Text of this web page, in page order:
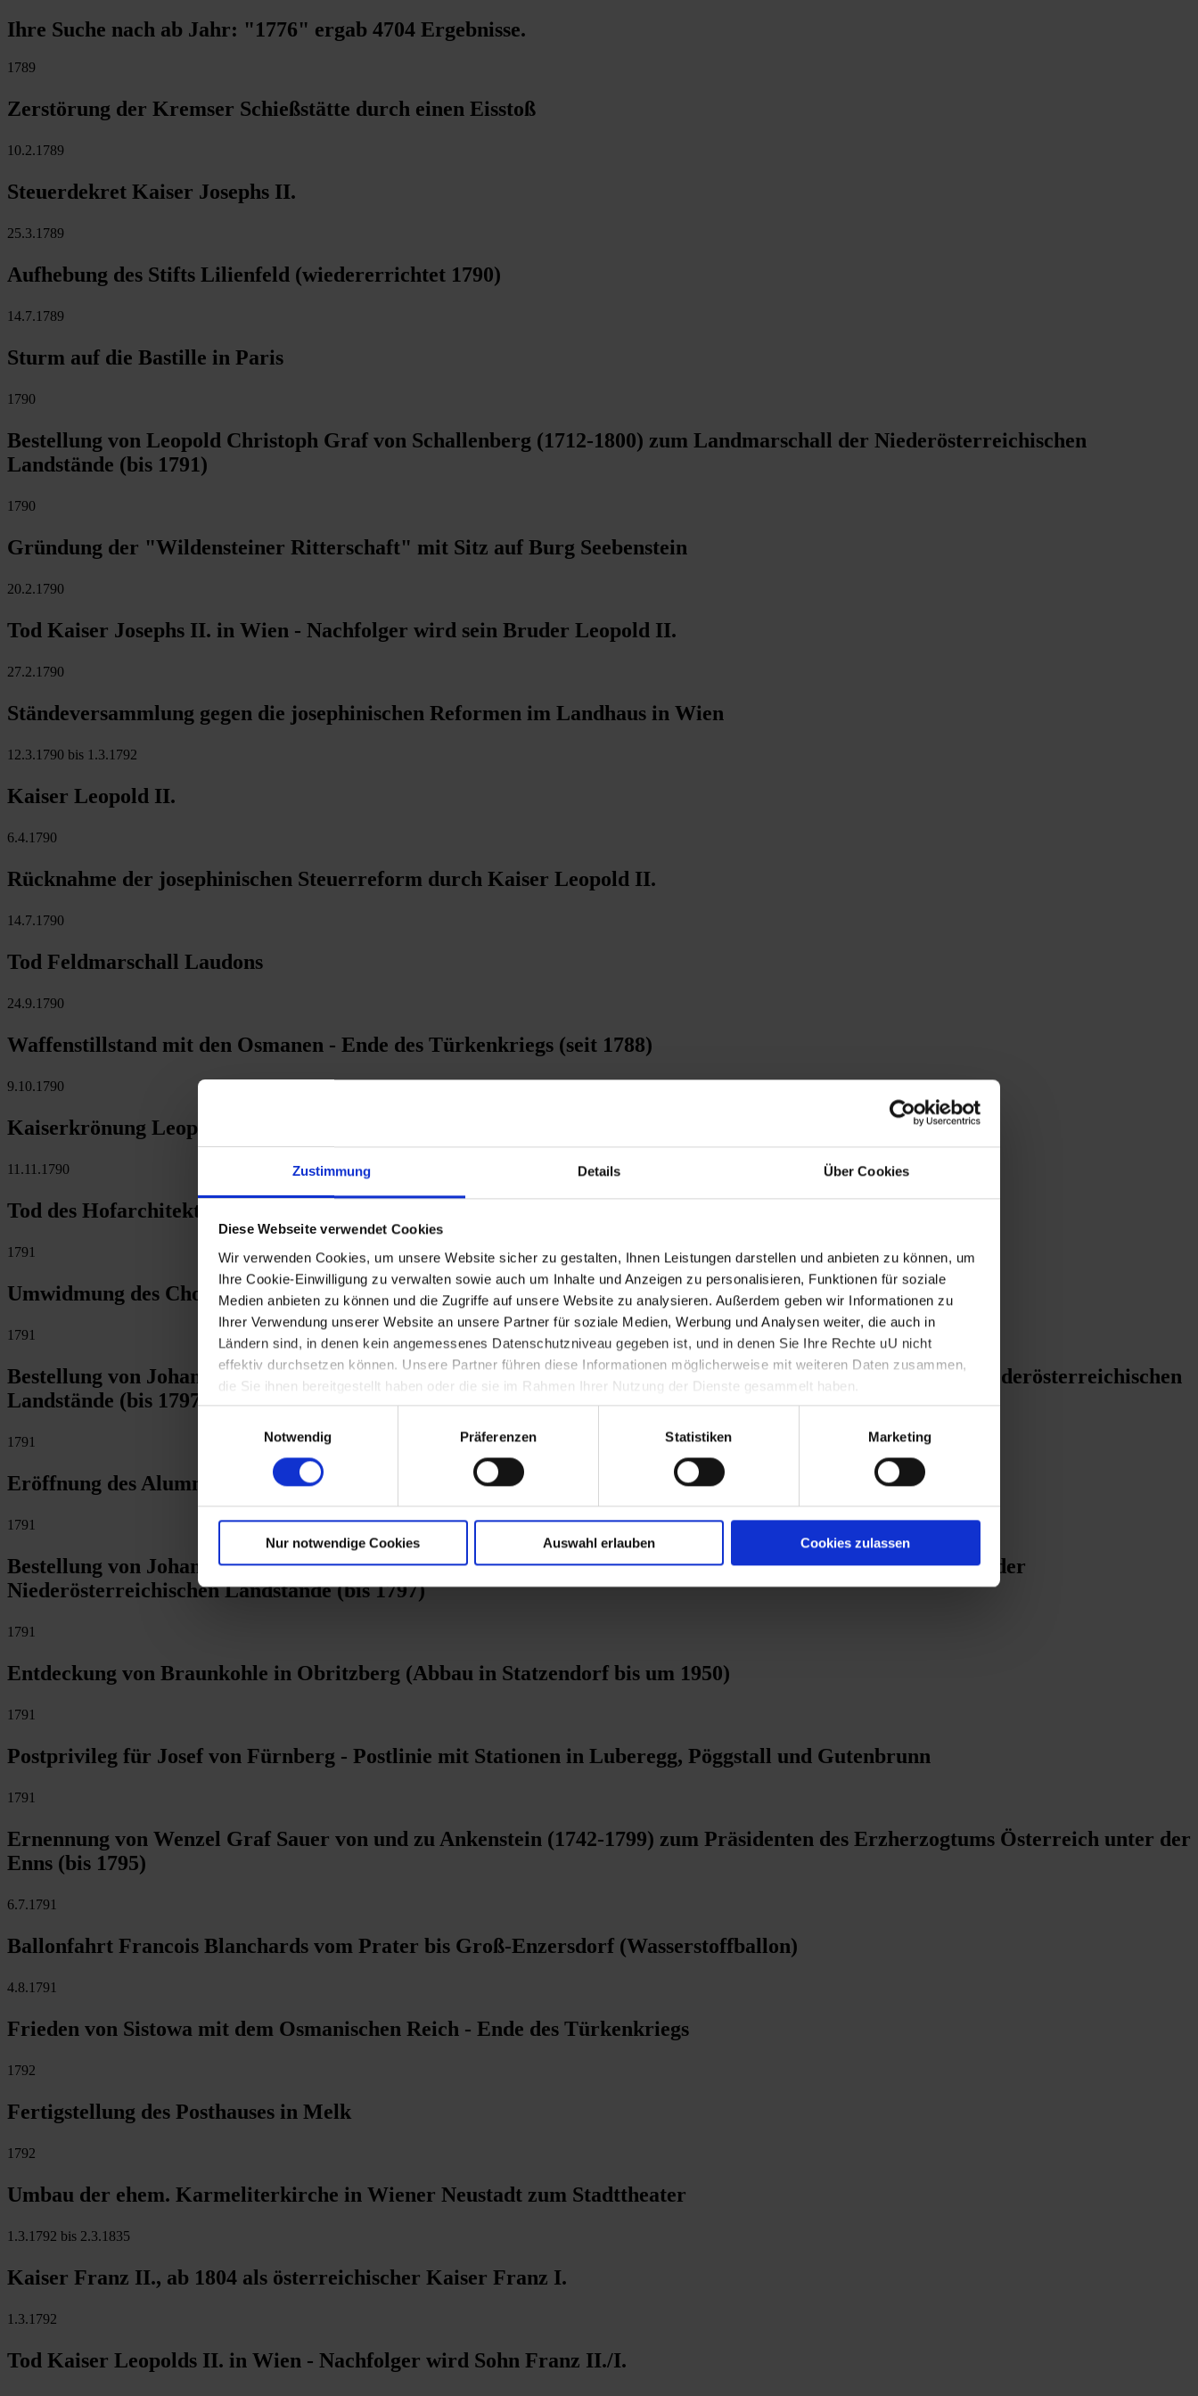
Zustimmung Details Über Cookies
Diese Webseite verwendet Cookies
Wir verwenden Cookies, um unsere Website sicher zu gestalten, Ihnen Leistungen darstellen und anbieten zu können, um
Ihre Cookie-Einwilligung zu verwalten sowie auch um Inhalte und Anzeigen zu personalisieren, Funktionen für soziale
Medien anbieten zu können und die Zugriffe auf unsere Website zu analysieren. Außerdem geben wir Informationen zu
Ihrer Verwendung unserer Website an unsere Partner für soziale Medien, Werbung und Analysen weiter, die auch in
Ländern sind, in denen kein angemessenes Datenschutzniveau gegeben ist, und in denen Sie Ihre Rechte uU nicht
effektiv durchsetzen können. Unsere Partner führen diese Informationen möglicherweise mit weiteren Daten zusammen,
die Sie ihnen bereitgestellt haben oder die sie im Rahmen Ihrer Nutzung der Dienste gesammelt haben.
Notwendig
Präferenzen Statistiken Marketing
Nur notwendige Cookies Auswahl erlauben Cookies zulassen
Ihre Suche nach ab Jahr: "1776" ergab 4704 Ergebnisse.
1789
Zerstörung der Kremser Schießstätte durch einen Eisstoß
10.2.1789
Steuerdekret Kaiser Josephs II.
25.3.1789
Aufhebung des Stifts Lilienfeld (wiedererrichtet 1790)
14.7.1789
Sturm auf die Bastille in Paris
1790
Bestellung von Leopold Christoph Graf von Schallenberg (1712-1800) zum Landmarschall der Niederösterreichischen
Landstände (bis 1791)
1790
Gründung der "Wildensteiner Ritterschaft" mit Sitz auf Burg Seebenstein
20.2.1790
Tod Kaiser Josephs II. in Wien - Nachfolger wird sein Bruder Leopold II.
27.2.1790
Ständeversammlung gegen die josephinischen Reformen im Landhaus in Wien
12.3.1790 bis 1.3.1792
Kaiser Leopold II.
6.4.1790
Rücknahme der josephinischen Steuerreform durch Kaiser Leopold II.
14.7.1790
Tod Feldmarschall Laudons
24.9.1790
Waffenstillstand mit den Osmanen - Ende des Türkenkriegs (seit 1788)
9.10.1790
Kaiserkrönung Leopolds II. in Frankfurt
11.11.1790
Tod des Hofarchitekten Nikolaus Pacassi in Wien
1791
Umwidmung des Chors der ehem. Dominikanerkirche in Krems zum Theater
1791
Bestellung von Johann Franz Anton Graf von Khevenhüller-Metsch (1737-1797) zum Landmarschall der Niederösterreichischen
Landstände (bis 1797)
1791
Eröffnung des Alumnats und der bischöflichen Hauslehranstalt in St. Pölten (später phil.-theol. Hochschule)
1791
Bestellung von Johann Franz Xaver Anton von Khevenhüller-Metsch (1737-1797) zum Landuntermarschall der
Niederösterreichischen Landstände (bis 1797)
1791
Entdeckung von Braunkohle in Obritzberg (Abbau in Statzendorf bis um 1950)
1791
Postprivileg für Josef von Fürnberg - Postlinie mit Stationen in Luberegg, Pöggstall und Gutenbrunn
1791
Ernennung von Wenzel Graf Sauer von und zu Ankenstein (1742-1799) zum Präsidenten des Erzherzogtums Österreich unter der
Enns (bis 1795)
6.7.1791
Ballonfahrt Francois Blanchards vom Prater bis Groß-Enzersdorf (Wasserstoffballon)
4.8.1791
Frieden von Sistowa mit dem Osmanischen Reich - Ende des Türkenkriegs
1792
Fertigstellung des Posthauses in Melk
1792
Umbau der ehem. Karmeliterkirche in Wiener Neustadt zum Stadttheater
1.3.1792 bis 2.3.1835
Kaiser Franz II., ab 1804 als österreichischer Kaiser Franz I.
1.3.1792
Tod Kaiser Leopolds II. in Wien - Nachfolger wird Sohn Franz II./I.